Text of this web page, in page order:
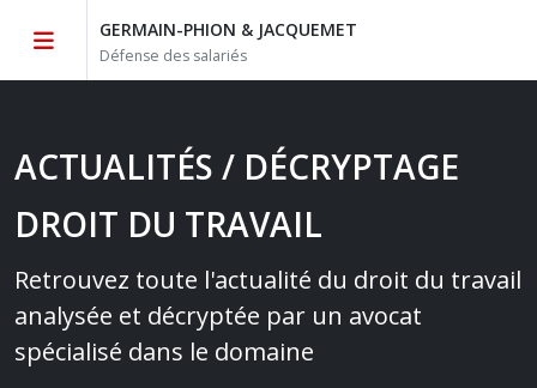
GERMAIN-PHION & JACQUEMET
Défense des salariés
ACTUALITÉS / DÉCRYPTAGE
DROIT DU TRAVAIL
Retrouvez toute l'actualité du droit du travail
analysée et décryptée par un avocat
spécialisé dans le domaine